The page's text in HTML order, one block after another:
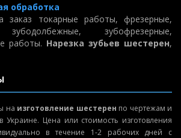
обработка
заказ токарные работы, фрезерные,
зубофрезерные,
работы. Нарезка зубьев шестерен,
на изготовление шестерен по чертежам и
Украине. Цена или стоимость изготовления
в течение 1-2 рабочих дней с